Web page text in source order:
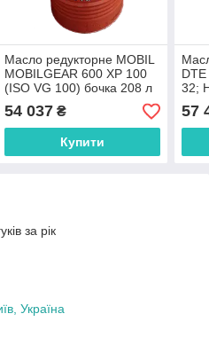
Масло редукторне MOBIL
MOBILGEAR 600 XP 100
(ISO VG 100) бочка 208 л
Мобіл Мобилгир 100
Мобіл Мобілгір 100
54 037₴
Купити
32;
57
за рік
Україна